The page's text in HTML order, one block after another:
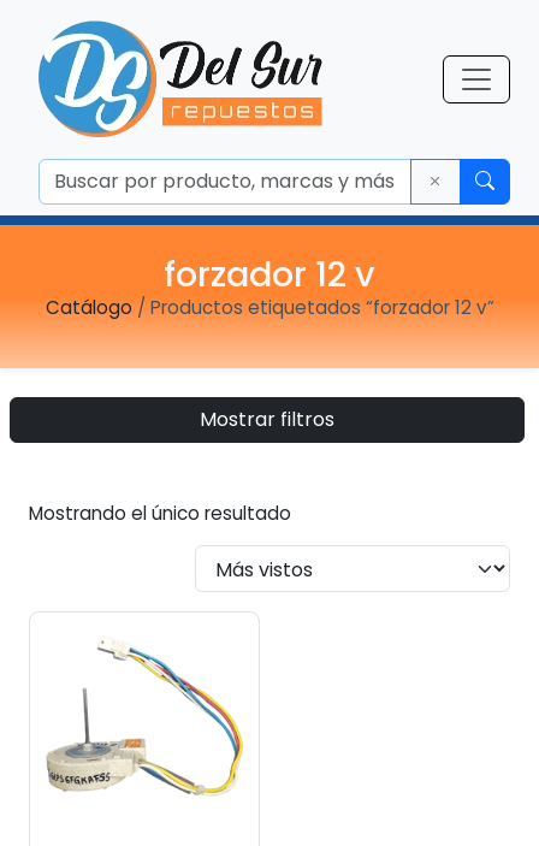
forzador 12 v
Catálogo / Productos etiquetados “forzador 12 v”
Mostrar filtros
Mostrando el único resultado